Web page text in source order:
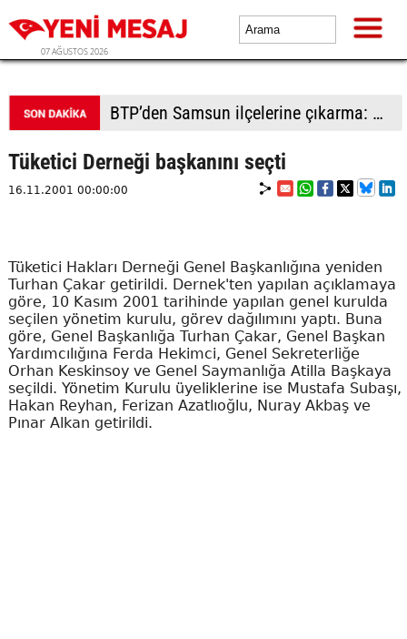
07 AĞUSTOS 2026
BTP’den Samsun ilçelerine çıkarma: Havza’da sel mağduru esnafa destek, Vezirköprü ve Bafra’da saha hamlesi
Tüketici Derneği başkanını seçti
16.11.2001 00:00:00
Tüketici Hakları Derneği Genel Başkanlığına yeniden
Turhan Çakar getirildi. Dernek'ten yapılan açıklamaya
göre, 10 Kasım 2001 tarihinde yapılan genel kurulda
seçilen yönetim kurulu, görev dağılımını yaptı. Buna
göre, Genel Başkanlığa Turhan Çakar, Genel Başkan
Yardımcılığına Ferda Hekimci, Genel Sekreterliğe
Orhan Keskinsoy ve Genel Saymanlığa Atilla Başkaya
seçildi. Yönetim Kurulu üyeliklerine ise Mustafa Subaşı,
Hakan Reyhan, Ferizan Azatlıoğlu, Nuray Akbaş ve
Pınar Alkan getirildi.